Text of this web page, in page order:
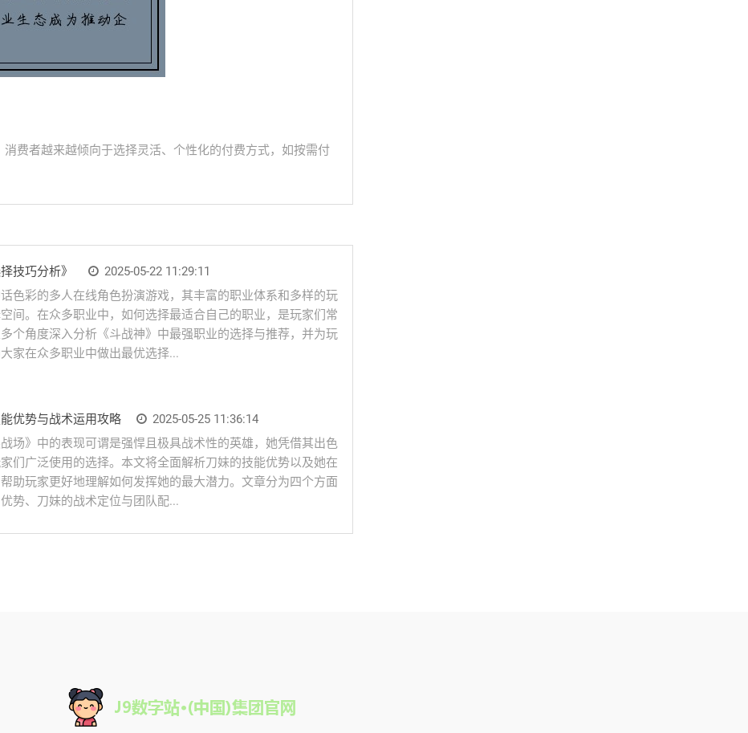
费者越来越倾向于选择灵活、个性化的付费方式，如按需付
技巧分析》
2025-05-22 11:29:11
色彩的多人在线角色扮演游戏，其丰富的职业体系和多样的玩
间。在众多职业中，如何选择最适合自己的职业，是玩家们常
个角度深入分析《斗战神》中最强职业的选择与推荐，并为玩
家在众多职业中做出最优选择...
优势与战术运用攻略
2025-05-25 11:36:14
场》中的表现可谓是强悍且极具战术性的英雄，她凭借其出色
们广泛使用的选择。本文将全面解析刀妹的技能优势以及她在
助玩家更好地理解如何发挥她的最大潜力。文章分为四个方面
势、刀妹的战术定位与团队配...